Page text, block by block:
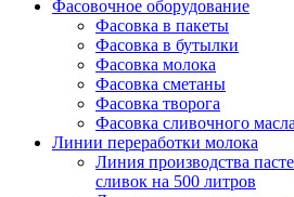
Фасовочное оборудование
Фасовка в пакеты
Фасовка в бутылки
Фасовка молока
Фасовка сметаны
Фасовка творога
Фасовка сливочного масла
Линии переработки молока
Линия производства
сливок на 500 литров